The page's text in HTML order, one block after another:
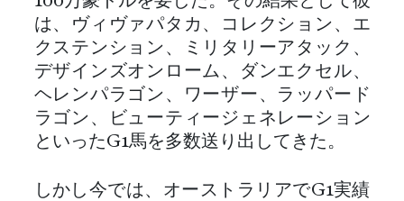
は、ヴィヴァパタカ、コレクション、エ
クステンション、ミリタリーアタック、
デザインズオンローム、ダンエクセル、
ヘレンパラゴン、ワーザー、ラッパード
ラゴン、ビューティージェネレーション
といったG1馬を多数送り出してきた。
しかし今では、オーストラリアでG1実績